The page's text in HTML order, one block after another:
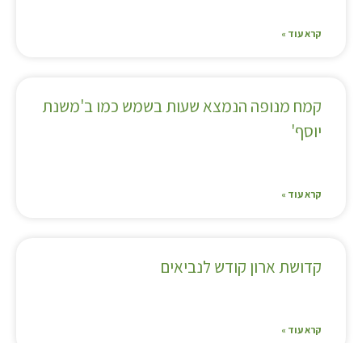
קרא עוד »
קמח מנופה הנמצא שעות בשמש כמו ב'משנת
יוסף'
קרא עוד »
קדושת ארון קודש לנביאים
קרא עוד »